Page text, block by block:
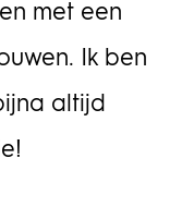
met een
Ik ben
altijd